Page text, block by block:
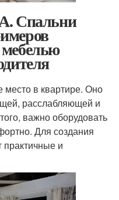
Спальни
в квартире. Оно
расслабляющей и
важно оборудовать
Для создания
практичные и